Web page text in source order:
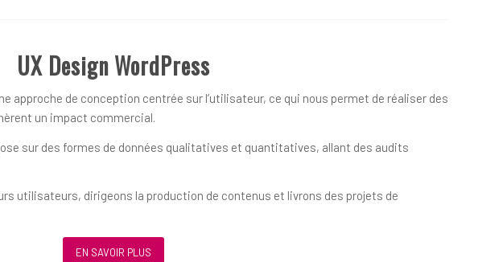
UX Design WordPress
approche de conception centrée sur l’utilisateur, ce qui nous permet de réaliser des
un impact commercial.
sur des formes de données qualitatives et quantitatives, allant des audits
utilisateurs, dirigeons la production de contenus et livrons des projets de
EN SAVOIR PLUS